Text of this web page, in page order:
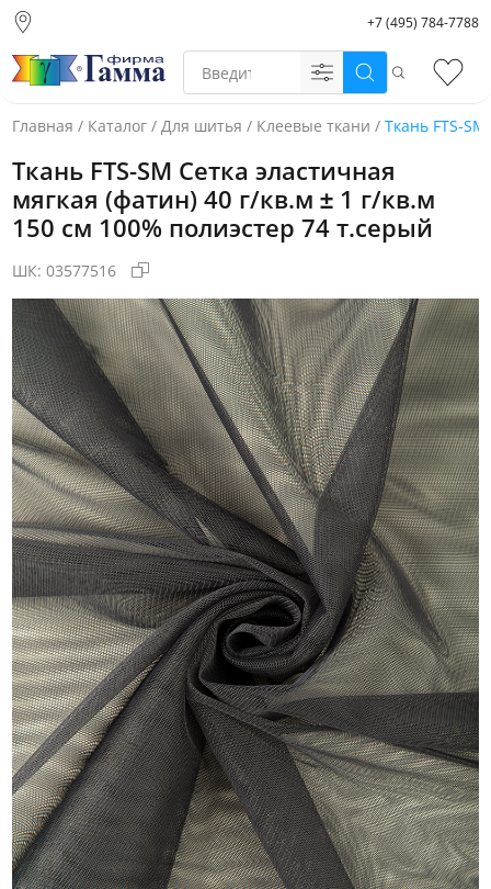
склад)
Санкт-Петербург
Екатеринбург
+7 (495) 784-7788
Поиск
Главная / Каталог / Для шитья / Клеевые ткани / Ткань FTS-
Фото товара
Ткань FTS-SM Сетка эластичная
мягкая (фатин) 40 г/кв.м ± 1 г/кв.м
150 см 100% полиэстер 74 т.серый
ШК: 03577516